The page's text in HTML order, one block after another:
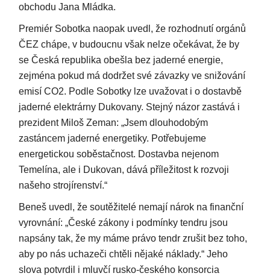
obchodu Jana Mládka.
Premiér Sobotka naopak uvedl, že rozhodnutí orgánů
ČEZ chápe, v budoucnu však nelze očekávat, že by
se Česká republika obešla bez jaderné energie,
zejména pokud má dodržet své závazky ve snižování
emisí CO2. Podle Sobotky lze uvažovat i o dostavbě
jaderné elektrárny Dukovany. Stejný názor zastává i
prezident Miloš Zeman: „Jsem dlouhodobým
zastáncem jaderné energetiky. Potřebujeme
energetickou soběstačnost. Dostavba nejenom
Temelína, ale i Dukovan, dává příležitost k rozvoji
našeho strojírenství.“
Beneš uvedl, že soutěžitelé nemají nárok na finanční
vyrovnání: „České zákony i podmínky tendru jsou
napsány tak, že my máme právo tendr zrušit bez toho,
aby po nás uchazeči chtěli nějaké náklady.“ Jeho
slova potvrdil i mluvčí rusko-českého konsorcia